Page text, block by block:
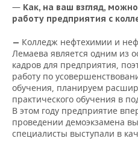
— Как, на ваш взгляд,
работу предприятия с
— Колледж нефтехимии и
Лемаева является одним из
кадров для предприятия,
работу по
обучения, планируем
практического обучения в
В этом году предприятие
проведении демоэкзамена
специалисты выступали в